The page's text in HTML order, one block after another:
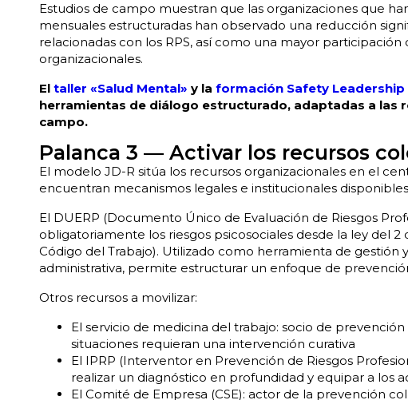
Estudios de campo muestran que las organizaciones que
mensuales estructuradas han observado una reducción
relacionadas con los RPS, así como una mayor
organizacionales.
El taller «Salud Mental» y la formación Safety Leadership
herramientas de diálogo estructurado, adaptadas a las
campo.
Palanca 3 — Activar los recursos
El modelo JD-R sitúa los recursos organizacionales en el
encuentran mecanismos legales e institucionales
El DUERP (Documento Único de Evaluación de Riesgos
obligatoriamente los riesgos psicosociales desde la ley del 2
Código del Trabajo). Utilizado como herramienta de gestión
administrativa, permite estructurar un enfoque de
Otros recursos a movilizar:
El servicio de medicina del trabajo: socio de
situaciones requieran una intervención curativa
El IPRP (Interventor en Prevención de Riesgos
realizar un diagnóstico en profundidad y equipar a los
El Comité de Empresa (CSE): actor de la prevención